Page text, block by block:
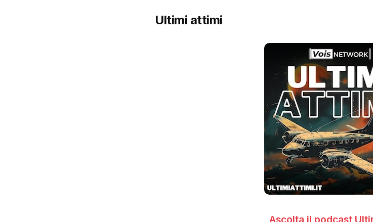
Ultimi attimi